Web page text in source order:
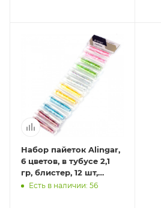
Набор пайеток Alingar,
6 цветов, в тубусе 2,1
гр, блистер, 12 шт,
пакет с европодвесом,
Есть в наличии: 56